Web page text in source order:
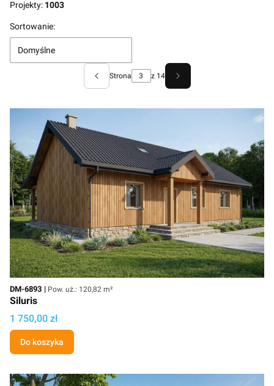
Projekty: 1003
Lista produktów
Sortowanie:
Domyślne
Poprzednie produkty
Strona z 14
Następne produkty
Kod
DM-6893 Powierzchnia użytkowa
Pow. uż.: 120,82 m²
Siluris
Cena projektu
1 750,00 zł
Do koszyka